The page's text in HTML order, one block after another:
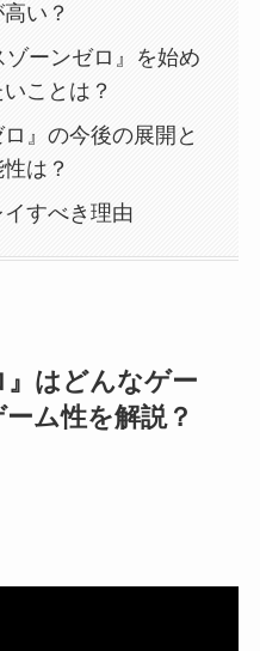
い？
ゾーンゼロ』を始め
ことは？
』の今後の展開と
は？
すべき理由
』はどんなゲー
ム性を解説？